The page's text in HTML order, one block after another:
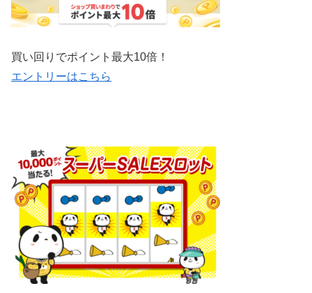
買い回りでポイント最大10倍！
エントリーはこちら